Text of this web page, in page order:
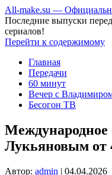
All-make.su —
Последние выпуски
сериалов!
Перейти к содержимому
Главная
Передачи
60 минут
Вечер с
Бесогон ТВ
Международное
Лукьяновым от
Автор: admin | 04.04.2026